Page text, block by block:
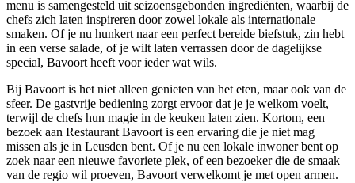
menu is samengesteld uit seizoensgebonden ingrediënten, waarbij de
chefs zich laten inspireren door zowel lokale als internationale
smaken. Of je nu hunkert naar een perfect bereide biefstuk, zin hebt
in een verse salade, of je wilt laten verrassen door de dagelijkse
special, Bavoort heeft voor ieder wat wils.
Bij Bavoort is het niet alleen genieten van het eten, maar ook van de
sfeer. De gastvrije bediening zorgt ervoor dat je je welkom voelt,
terwijl de chefs hun magie in de keuken laten zien. Kortom, een
bezoek aan Restaurant Bavoort is een ervaring die je niet mag
missen als je in Leusden bent. Of je nu een lokale inwoner bent op
zoek naar een nieuwe favoriete plek, of een bezoeker die de smaak
van de regio wil proeven, Bavoort verwelkomt je met open armen.